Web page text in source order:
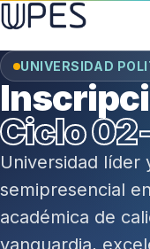
UNIVERSIDAD
Ciclo
Universidad líder
semipresencial
académica de
vanguardia,